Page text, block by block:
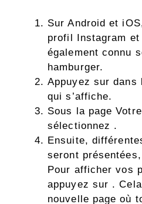
Sur Android et
profil Instagram
également connu
hamburger.
Appuyez sur dans
qui s’affiche.
Sous la page
sélectionnez ​​​​​​.
Ensuite,
seront
Pour afficher vos
appuyez sur .
nouvelle page où